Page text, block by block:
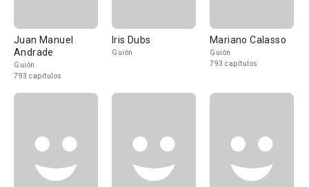
Juan Manuel
Andrade
Guión
793 capítulos
Iris Dubs
Guión
Mariano Calasso
Guión
793 capítulos